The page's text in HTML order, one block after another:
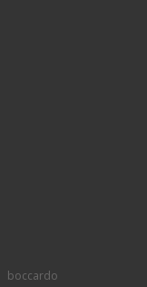
boccardo